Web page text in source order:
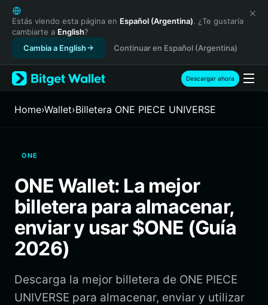
English
日本語
Tiếng Việt
Русский
Español (Latinoamérica)
Türkçe
Français
繁體中文
Bahasa Indonesia
ภาษาไทย
Español
Português (Brasil)
Estás viendo esta página en Español (Argentina). ¿Te gustaría
cambiarte a English?
Cambia a English
Continuar en Español (Argentina)
Descargar ahora
Home›Wallet›Billetera ONE PIECE UNIVERSE
ONE
ONE Wallet: La mejor
billetera para almacenar,
enviar y usar $ONE (Guía
2026)
Descarga la mejor billetera de ONE PIECE
UNIVERSE para almacenar, enviar y utilizar